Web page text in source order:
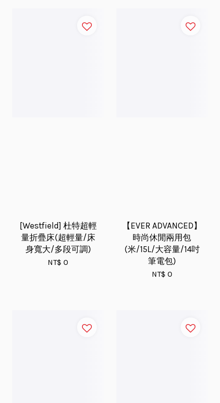
[Westfield] 杜特超輕
量折疊床(超輕量/床
身寬大/多段可調)
NT$ 0
【EVER ADVANCED】
時尚休閒兩用包
(米/15L/大容量/14吋
筆電包)
NT$ 0